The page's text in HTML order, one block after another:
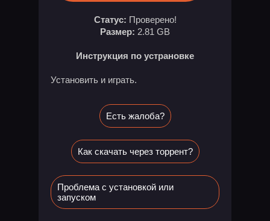
Статус: Проверено!
Размер: 2.81 GB
Инструкция по устрановке
Установить и играть.
Есть жалоба?
Как скачать через торрент?
Проблема с установкой или
запуском